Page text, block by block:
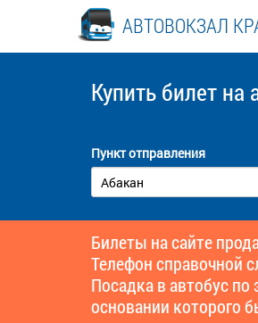
АВТОВОКЗАЛ
Купить билет на
Пункт отправления
Билеты на сайте
Телефон справочной
Посадка в автобус
основании которого